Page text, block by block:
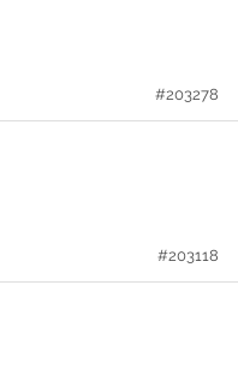
#203278
#203118